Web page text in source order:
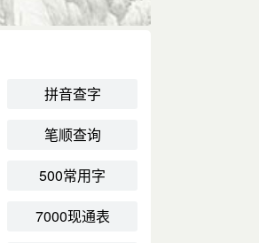
拼音查字
笔顺查询
500常用字
7000现通表